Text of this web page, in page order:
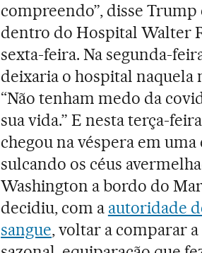
compreendo”, disse
dentro do Hospital Walter
sexta-feira. Na segunda-
deixaria o hospital naquela
“Não tenham medo da
sua vida.” E nesta terça-
chegou na véspera em
sulcando os céus
Washington a bordo do
decidiu, com a autoridade
sangue, voltar a comparar